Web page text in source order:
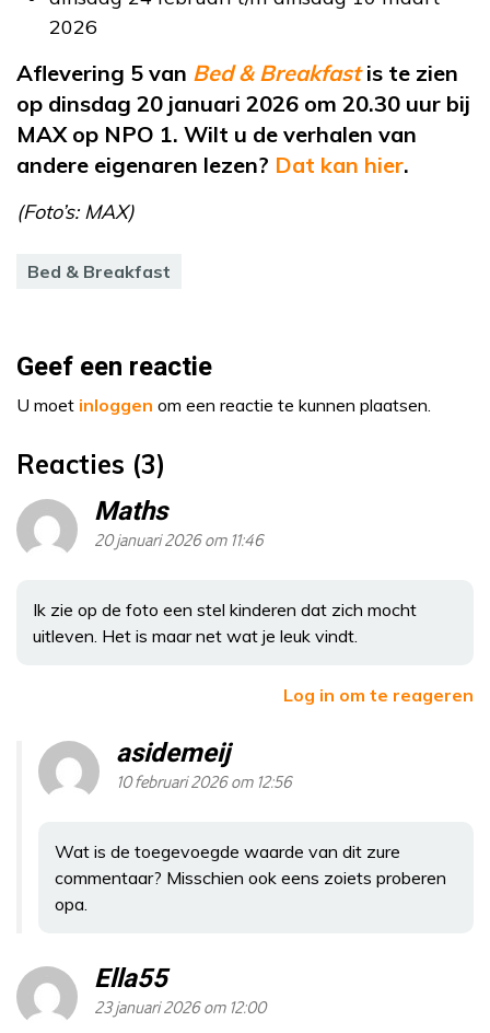
2026
Aflevering 5 van Bed & Breakfastis te zien
op dinsdag 20 januari 2026 om 20.30 uur bij
MAX op NPO 1. Wilt u de verhalen van
andere eigenaren lezen? Dat kan hier.
(Foto’s: MAX)
Bed & Breakfast
Geef een reactie
U moet inloggen om een reactie te kunnen plaatsen.
Reacties (3)
Maths
20 januari 2026 om 11:46
Ik zie op de foto een stel kinderen dat zich mocht
uitleven. Het is maar net wat je leuk vindt.
Log in om te reageren
asidemeij
10 februari 2026 om 12:56
Wat is de toegevoegde waarde van dit zure
commentaar? Misschien ook eens zoiets proberen
opa.
Ella55
23 januari 2026 om 12:00